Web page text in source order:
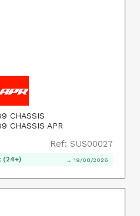
CHASSIS
CHASSIS APR
Ref: SUS00027
(24+) → 19/08/2026